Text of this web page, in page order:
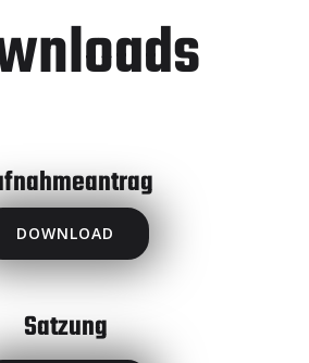
DOWNLOAD
Satzung